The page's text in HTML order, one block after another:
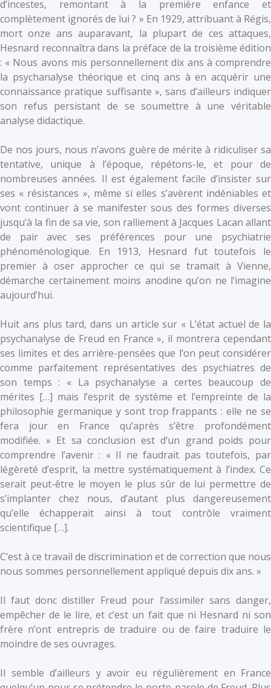
d’incestes, remontant à la première enfance et
complètement ignorés de lui ? » En 1929, attribuant à Régis,
mort onze ans auparavant, la plupart de ces attaques,
Hesnard reconnaîtra dans la préface de la troisième édition
: « Nous avons mis personnellement dix ans à comprendre
la psychanalyse théorique et cinq ans à en acquérir une
connaissance pratique suffisante », sans d’ailleurs indiquer
son refus persistant de se soumettre à une véritable
analyse didactique.
De nos jours, nous n’avons guère de mérite à ridiculiser sa
tentative, unique à l’époque, répétons-le, et pour de
nombreuses années. Il est également facile d’insister sur
ses « résistances », même si elles s’avèrent indéniables et
vont continuer à se manifester sous des formes diverses
jusqu’à la fin de sa vie, son ralliement à Jacques Lacan allant
de pair avec ses préférences pour une psychiatrie
phénoménologique. En 1913, Hesnard fut toutefois le
premier à oser approcher ce qui se tramait à Vienne,
démarche certainement moins anodine qu’on ne l’imagine
aujourd’hui.
Huit ans plus tard, dans un article sur « L’état actuel de la
psychanalyse de Freud en France », il montrera cependant
ses limites et des arrière-pensées que l’on peut considérer
comme parfaitement représentatives des psychiatres de
son temps : « La psychanalyse a certes beaucoup de
mérites […] mais l’esprit de système et l’empreinte de la
philosophie germanique y sont trop frappants : elle ne se
fera jour en France qu’après s’être profondément
modifiée. » Et sa conclusion est d’un grand poids pour
comprendre l’avenir : « Il ne faudrait pas toutefois, par
légèreté d’esprit, la mettre systématiquement à l’index. Ce
serait peut-être le moyen le plus sûr de lui permettre de
s’implanter chez nous, d’autant plus dangereusement
qu’elle échapperait ainsi à tout contrôle vraiment
scientifique […].
C’est à ce travail de discrimination et de correction que nous
nous sommes personnellement appliqué depuis dix ans. »
Il faut donc distiller Freud pour l’assimiler sans danger,
empêcher de le lire, et c’est un fait que ni Hesnard ni son
frère n’ont entrepris de traduire ou de faire traduire le
moindre de ses ouvrages.
Il semble d’ailleurs y avoir eu régulièrement en France